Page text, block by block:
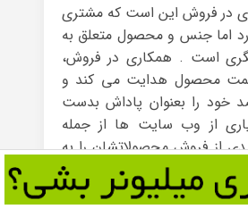
در فروش این است که مشتری
اما جنس و محصول متعلق به
است . همکاری در فروش،
محصول هدایت می کند و
خود را بعنوان پاداش بدست
از وب سایت ها از جمله
از فروش محصولاتشان را به
می کنند .